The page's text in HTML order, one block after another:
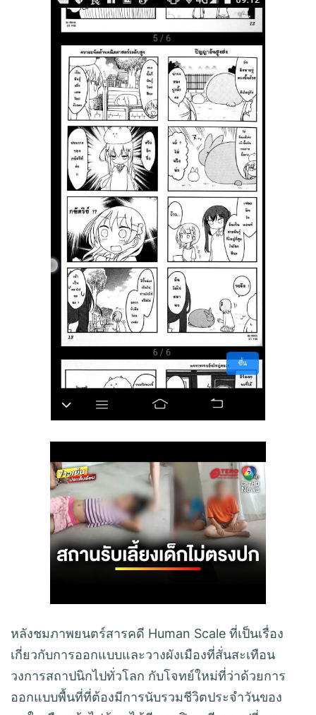
หลังชมภาพยนตร์สารคดี Human Scale ที่เป็นเรื่อง
เกี่ยวกับการออกแบบและวางผังเมืองที่สั่นสะเทือน
วงการสถาปนิกไปทั่วโลก กับโจทย์ใหม่ที่ว่าด้วยการ
ออกแบบพื้นที่ที่ต้องมีการนับรวมชีวิตประจำวันของ